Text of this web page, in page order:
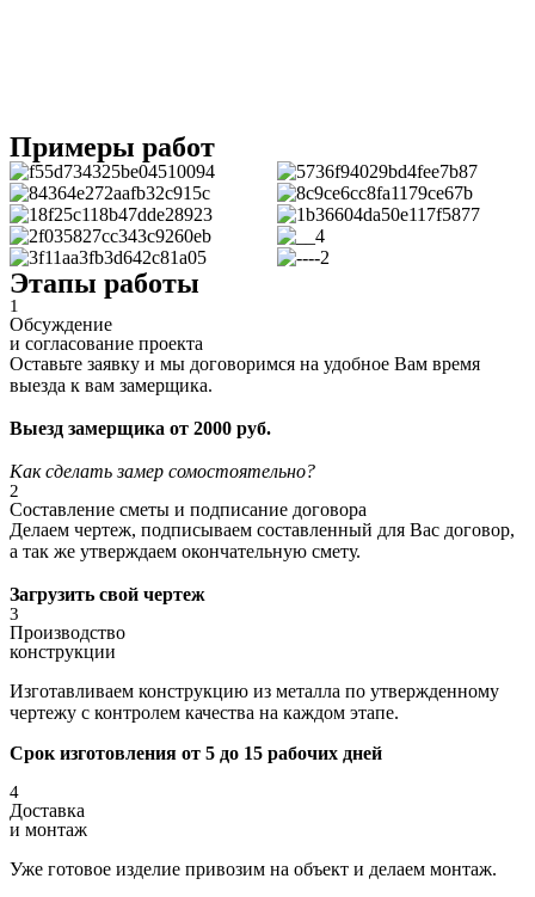
Примеры работ
Этапы работы
1
Обсуждение
и согласование проекта
Оставьте заявку и мы договоримся на удобное Вам время
выезда к вам замерщика.
Выезд замерщика от 2000 руб.
Как сделать замер сомостоятельно?
2
Составление сметы и подписание договора
Делаем чертеж, подписываем составленный для Вас договор,
а так же утверждаем окончательную смету.
Загрузить свой чертеж
3
Производство
конструкции
Изготавливаем конструкцию из металла по утвержденному
чертежу с контролем качества на каждом этапе.
Срок изготовления от 5 до 15 рабочих дней
4
Доставка
и монтаж
Уже готовое изделие привозим на объект и делаем монтаж.